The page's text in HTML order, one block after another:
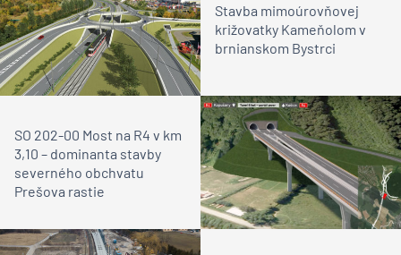
Stavba mimoúrovňovej
križovatky Kameňolom v
brnianskom Bystrci
SO 202-00 Most na R4 v km
3,10 – dominanta stavby
severného obchvatu
Prešova rastie